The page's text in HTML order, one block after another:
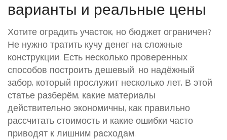
варианты и реальные цены
Хотите оградить участок, но бюджет ограничен?
Не нужно тратить кучу денег на сложные
конструкции. Есть несколько проверенных
способов построить дешевый, но надёжный
забор, который прослужит несколько лет. В этой
статье разберём, какие материалы
действительно экономичны, как правильно
рассчитать стоимость и какие ошибки часто
приводят к лишним расходам.